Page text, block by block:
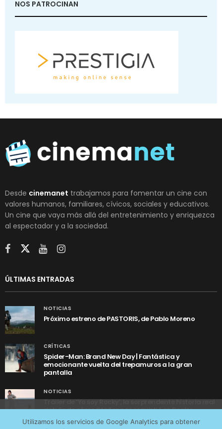
NOS PATROCINAN
Desde cinemanet trabajamos para fomentar un cine con
valores humanos, familiares, cívicos, sociales y educativos.
Un cine que vaya más allá del entretenimiento y enriquezca
al espectador y a la sociedad.
ÚLTIMAS ENTRADAS
NOTICIAS
Próximo estreno de PASTORIS, de Pablo Moreno
CRÍTICAS
Spider-Man: Brand New Day | Fantástica y
emocionante vuelta del trepamuros a la gran
pantalla
NOTICIAS
Tráiler de ‘Yo soy Rocky’, la sorprendente historia real
detrás de cómo Stallone se convirtió en Rocky
Utilizamos los servicios de Google Analytics para obtener
tráfico web que recibimos y conocer los servicios que